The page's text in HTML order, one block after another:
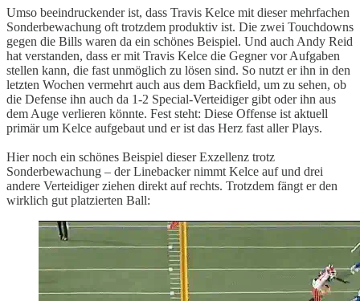
Umso beeindruckender ist, dass Travis Kelce mit dieser mehrfachen
Sonderbewachung oft trotzdem produktiv ist. Die zwei Touchdowns
gegen die Bills waren da ein schönes Beispiel. Und auch Andy Reid
hat verstanden, dass er mit Travis Kelce die Gegner vor Aufgaben
stellen kann, die fast unmöglich zu lösen sind. So nutzt er ihn in den
letzten Wochen vermehrt auch aus dem Backfield, um zu sehen, ob
die Defense ihn auch da 1-2 Special-Verteidiger gibt oder ihn aus
dem Auge verlieren könnte. Fest steht: Diese Offense ist aktuell
primär um Kelce aufgebaut und er ist das Herz fast aller Plays.
Hier noch ein schönes Beispiel dieser Exzellenz trotz
Sonderbewachung – der Linebacker nimmt Kelce auf und drei
andere Verteidiger ziehen direkt auf rechts. Trotzdem fängt er den
wirklich gut platzierten Ball: